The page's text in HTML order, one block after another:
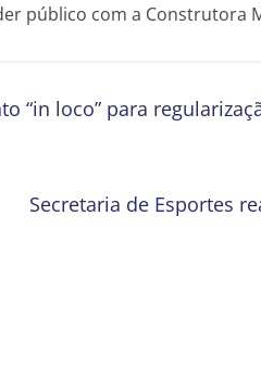
público com a Construtora
“in loco” para
Secretaria de Esportes